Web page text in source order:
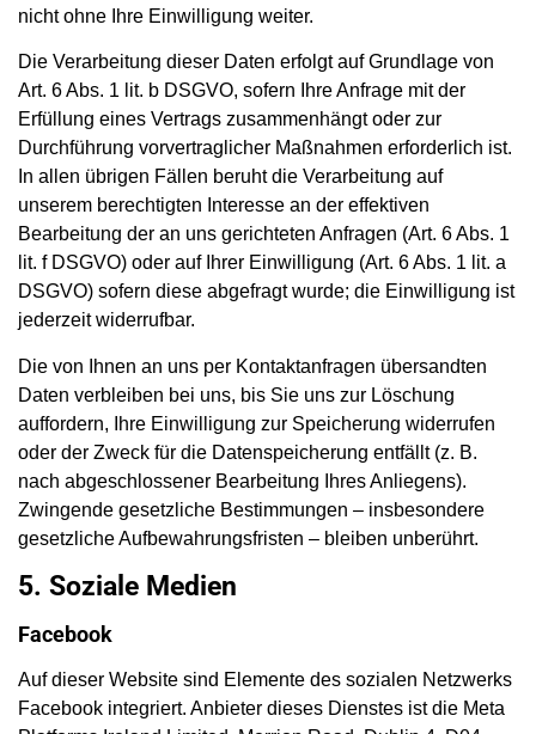
nicht ohne Ihre Einwilligung weiter.
Die Verarbeitung dieser Daten erfolgt auf Grundlage von
Art. 6 Abs. 1 lit. b DSGVO, sofern Ihre Anfrage mit der
Erfüllung eines Vertrags zusammenhängt oder zur
Durchführung vorvertraglicher Maßnahmen erforderlich ist.
In allen übrigen Fällen beruht die Verarbeitung auf
unserem berechtigten Interesse an der effektiven
Bearbeitung der an uns gerichteten Anfragen (Art. 6 Abs. 1
lit. f DSGVO) oder auf Ihrer Einwilligung (Art. 6 Abs. 1 lit. a
DSGVO) sofern diese abgefragt wurde; die Einwilligung ist
jederzeit widerrufbar.
Die von Ihnen an uns per Kontaktanfragen übersandten
Daten verbleiben bei uns, bis Sie uns zur Löschung
auffordern, Ihre Einwilligung zur Speicherung widerrufen
oder der Zweck für die Datenspeicherung entfällt (z. B.
nach abgeschlossener Bearbeitung Ihres Anliegens).
Zwingende gesetzliche Bestimmungen – insbesondere
gesetzliche Aufbewahrungsfristen – bleiben unberührt.
5. Soziale Medien
Facebook
Auf dieser Website sind Elemente des sozialen Netzwerks
Facebook integriert. Anbieter dieses Dienstes ist die Meta